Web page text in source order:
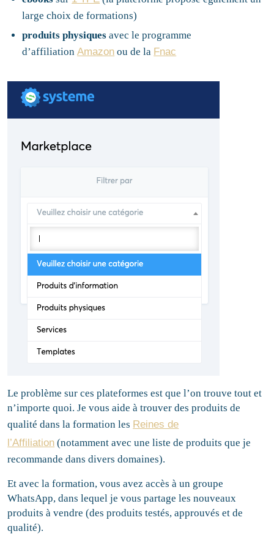
large choix de formations)
produits physiques avec le programme
d’affiliationAmazon ou de la Fnac
Le problème sur ces plateformes est que l’on trouve tout et
n’importe quoi. Je vous aide à trouver des produits de
qualité dans la formation les Reines de
l’Affiliation (notamment avec une liste de produits que je
recommande dans divers domaines).
Et avec la formation, vous avez accès à un groupe
WhatsApp, dans lequel je vous partage les nouveaux
produits à vendre (des produits testés, approuvés et de
qualité).